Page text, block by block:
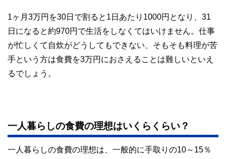
コンシェルジュを目指します。
1ヶ月3万円を30日で割ると1日あたり1000円となり、31
日になると約970円で生活をしなくてはいけません。仕事
が忙しくて自炊がどうしてもできない、そもそも料理が苦
手という方は食費を3万円におさえることは難しいといえ
るでしょう。
一人暮らしの食費の理想はいくらくらい？
一人暮らしの食費の理想は、一般的に手取りの10～15％